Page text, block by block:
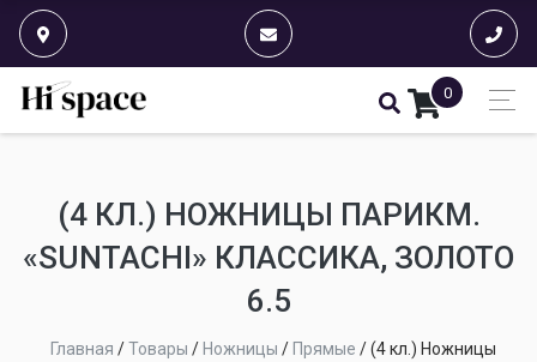
0
(4 КЛ.) НОЖНИЦЫ ПАРИКМ.
«SUNTACHI» КЛАССИКА, ЗОЛОТО
6.5
Главная /Товары / Ножницы / Прямые /(4 кл.) Ножницы